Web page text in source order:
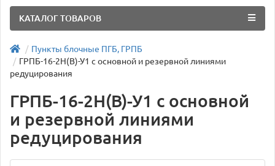
КАТАЛОГ ТОВАРОВ
Пункты блочные ПГБ, ГРПБ
ГРПБ-16-2Н(В)-У1 с основной и резервной линиями
редуцирования
ГРПБ-16-2Н(В)-У1 с основной
и резервной линиями
редуцирования